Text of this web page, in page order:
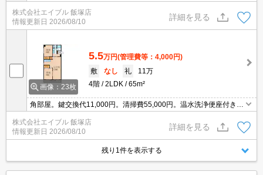
円。仲介手数料家賃の0.55ヵ月分。都市ガス使用。エアコン付き。
TVインターホン付き。宅配ボックスあり。
株式会社エイブル 飯塚店
情報更新日 2026/08/10
詳細を見る
画像：23枚
5.5万円(管理費等：4,000円)
敷
なし 礼
11万
4階
2LDK 65m²
角部屋。鍵交換代11,000円。清掃費55,000円。温水洗浄便座付き。
クローゼット付。エアコン付き。シャワー付独立洗面台。仲介手数
料家賃の0.55ヶ月分。
株式会社エイブル 飯塚店
情報更新日 2026/08/10
詳細を見る
残り1件を表示する